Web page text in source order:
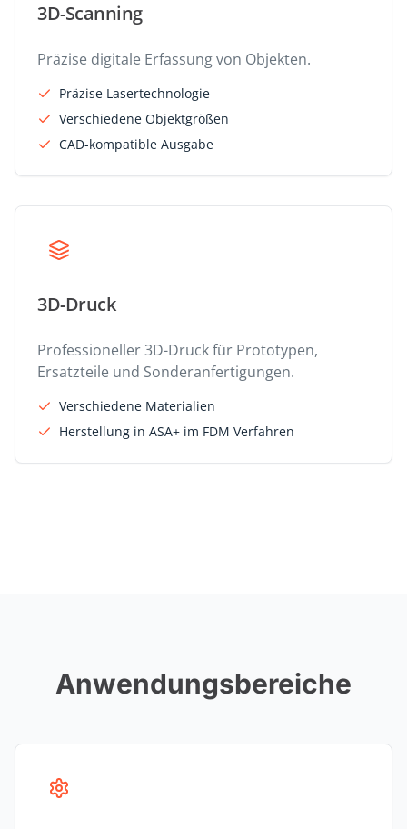
3D-Scanning
Präzise digitale Erfassung von Objekten.
Präzise Lasertechnologie
Verschiedene Objektgrößen
CAD-kompatible Ausgabe
3D-Druck
Professioneller 3D-Druck für Prototypen,
Ersatzteile und Sonderanfertigungen.
Verschiedene Materialien
Herstellung in ASA+ im FDM Verfahren
Anwendungsbereiche